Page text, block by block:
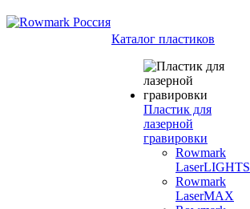
Каталог пластиков
Пластик для
лазерной
гравировки
Rowmark
LaserLIGHTS
Rowmark
LaserMAX